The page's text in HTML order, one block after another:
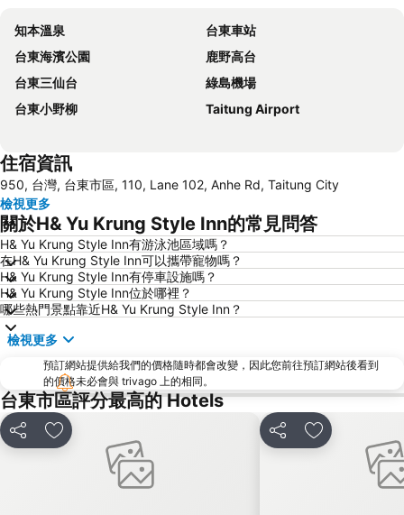
知本溫泉
台東車站
台東海濱公園
鹿野高台
台東三仙台
綠島機場
台東小野柳
Taitung Airport
住宿資訊
950, 台灣, 台東市區, 110, Lane 102, Anhe Rd, Taitung City
檢視更多
關於H& Yu Krung Style Inn的常見問答
H& Yu Krung Style Inn有游泳池區域嗎？
在H& Yu Krung Style Inn可以攜帶寵物嗎？
H& Yu Krung Style Inn有停車設施嗎？
H& Yu Krung Style Inn位於哪裡？
哪些熱門景點靠近H& Yu Krung Style Inn？
檢視更多
預訂網站提供給我們的價格隨時都會改變，因此您前往預訂網站後看到
的價格未必會與 trivago 上的相同。
台東市區評分最高的 Hotels
分享 加入我的最愛 分享 加入我的最愛